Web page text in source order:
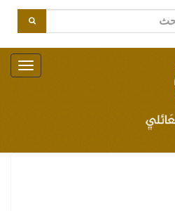
Toggle
navigation